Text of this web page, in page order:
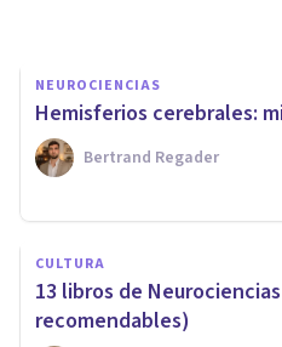
NEUROCIENCIAS
Hemisferios cerebrales:
Bertrand Regader
CULTURA
13 libros de
recomendables)
​Neurociencias
estudio
delito